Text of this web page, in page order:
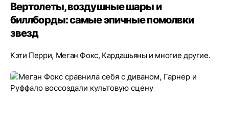
Вертолеты, воздушные шары и
биллборды: самые эпичные помолвки
звезд
Кэти Перри, Меган Фокс, Кардашьяны и многие другие.